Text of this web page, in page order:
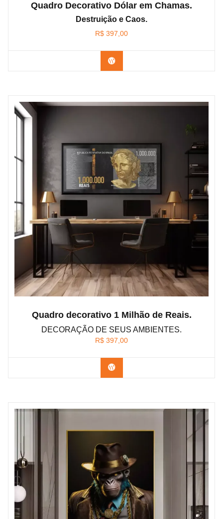
Quadro Decorativo Dólar em Chamas.
Destruição e Caos.
R$ 397,00
Confira os modelos
Quadro decorativo 1 Milhão de Reais.
DECORAÇÃO DE SEUS AMBIENTES.
R$ 397,00
Confira os modelos